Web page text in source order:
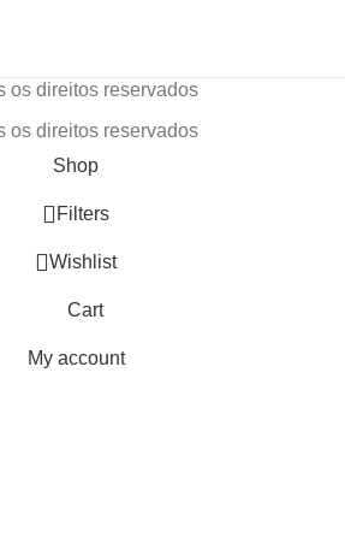
os direitos reservados
os direitos reservados
Shop
Filters
Wishlist
Cart
My account